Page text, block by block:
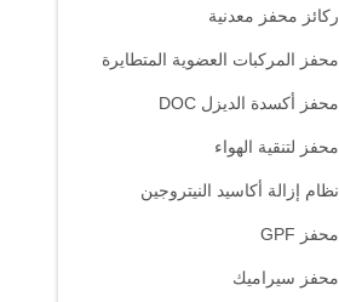
ركائز محفز معدنية
محفز المركبات العضوية المتطايرة
محفز أكسدة الديزل DOC
محفز لتنقية الهواء
نظام إزالة أكاسيد النيتروجين
محفز GPF
محفز سيراميك